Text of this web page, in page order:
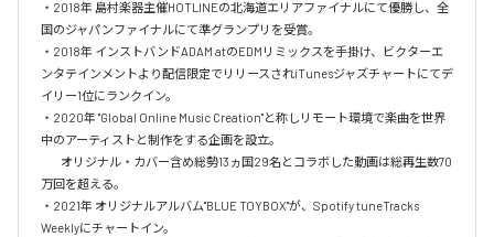
・2018年 島村楽器主催HOTLINEの北海道エリアファイナルにて優勝し、全
国のジャパンファイナルにて準グランプリを受賞。
・2018年 インストバンドADAM atのEDMリミックスを手掛け、ビクターエ
ンタテインメントより配信限定でリリースされiTunesジャズチャートにてデ
イリー1位にランクイン。
・2020年 "Global Online Music Creation"と称しリモート環境で楽曲を世界
中のアーティストと制作をする企画を設立。
万回を超える。
・2021年 オリジナルアルバム"BLUE TOYBOX"が、Spotify tuneTracks
Weeklyにチャートイン。